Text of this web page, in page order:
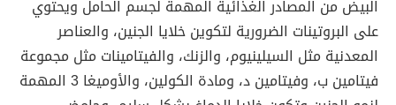
البيض من المصادر الغذائية المهمة لجسم الحامل ويحتوي
على البروتينات الضرورية لتكوين خلايا الجنين، والعناصر
المعدنية مثل السيلينيوم، والزنك، والفيتامينات مثل مجموعة
فيتامين ب، وفيتامين د، ومادة الكولين، والأوميغا 3 المهمة